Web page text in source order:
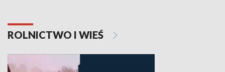
ROLNICTWO I WIEŚ